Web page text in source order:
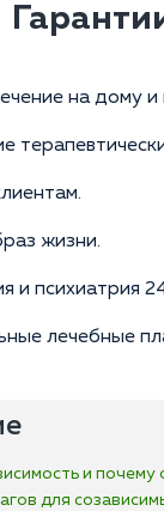
на дому и
жизни.
и психиатрия
лечебные
и почему
для